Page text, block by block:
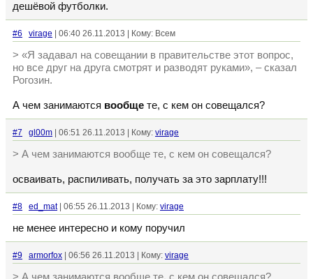
дешёвой футболки.
#6 virage | 06:40 26.11.2013 | Кому: Всем
> «Я задавал на совещании в правительстве этот вопрос,
но все друг на друга смотрят и разводят руками», – сказал
Рогозин.
А чем занимаются вообще те, с кем он совещался?
#7 gl00m | 06:51 26.11.2013 | Кому: virage
> А чем занимаются вообще те, с кем он совещался?
осваивать, распиливать, получать за это зарплату!!!
#8 ed_mat| 06:55 26.11.2013 | Кому: virage
не менее интересно и кому поручил
#9 armorfox | 06:56 26.11.2013 | Кому: virage